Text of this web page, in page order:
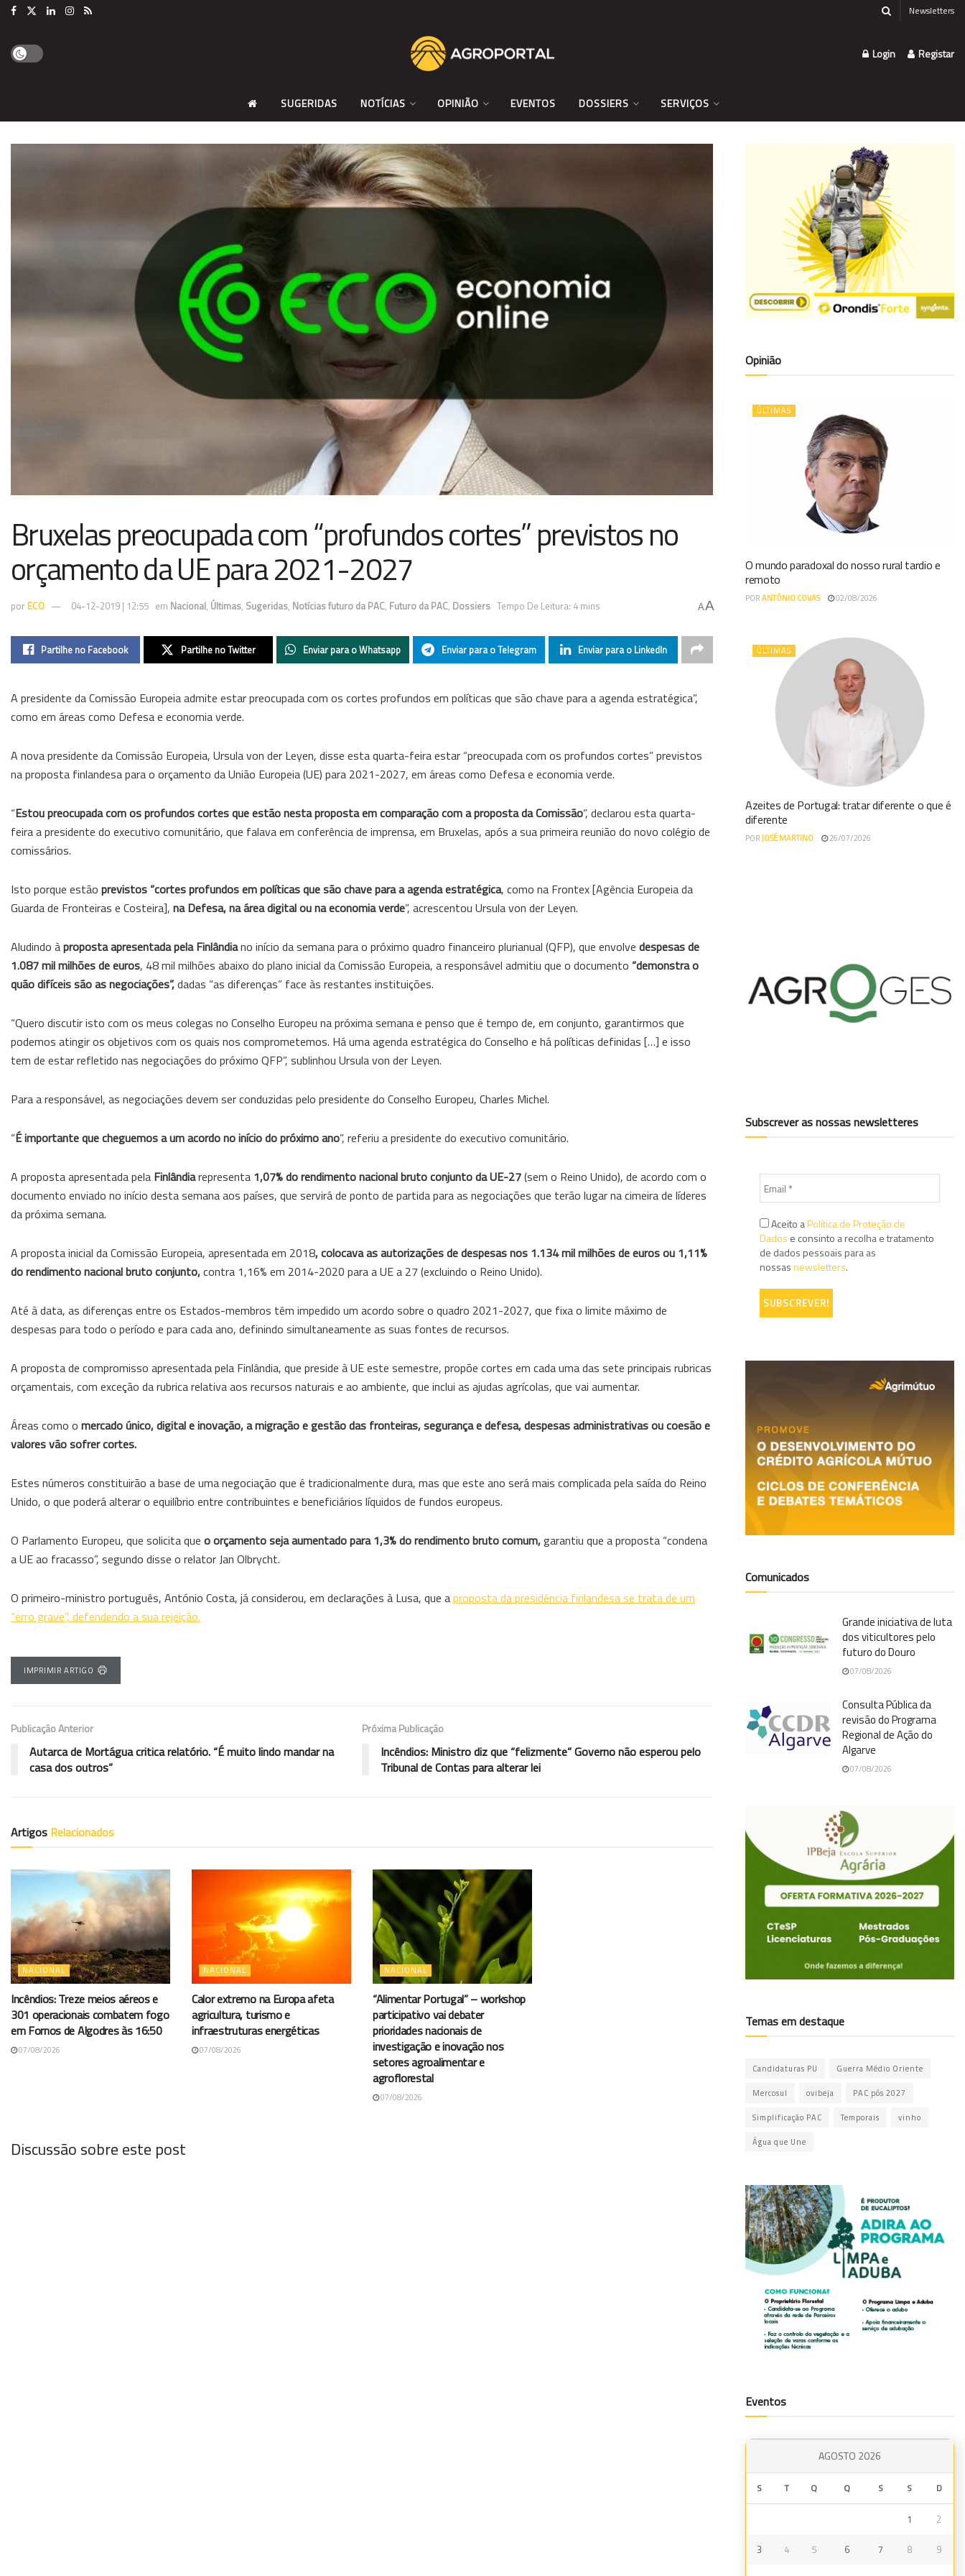
Newsletters
Login Registar
SUGERIDAS NOTÍCIAS OPINIÃO EVENTOS DOSSIERS SERVIÇOS
Bruxelas preocupada com “profundos cortes” previstos no
orçamento da UE para 2021-2027
por ECO 04-12-2019 | 12:55 em Nacional, Últimas, Sugeridas, Notícias futuro da PAC, Futuro da PAC, Dossiers Tempo De Leitura: 4 mins AA
Partilhe no Facebook Partilhe no Twitter Enviar para o Whatsapp Enviar para o Telegram Enviar para o LinkedIn
A presidente da Comissão Europeia admite estar preocupada com os cortes profundos em políticas que são chave para a agenda estratégica”,
como em áreas como Defesa e economia verde.
A nova presidente da Comissão Europeia, Ursula von der Leyen, disse esta quarta-feira estar “preocupada com os profundos cortes” previstos
na proposta finlandesa para o orçamento da União Europeia (UE) para 2021-2027, em áreas como Defesa e economia verde.
“Estou preocupada com os profundos cortes que estão nesta proposta em comparação com a proposta da Comissão”, declarou esta quarta-
feira a presidente do executivo comunitário, que falava em conferência de imprensa, em Bruxelas, após a sua primeira reunião do novo colégio de
comissários.
Isto porque estão previstos “cortes profundos em políticas que são chave para a agenda estratégica, como na Frontex [Agência Europeia da
Guarda de Fronteiras e Costeira], na Defesa, na área digital ou na economia verde”, acrescentou Ursula von der Leyen.
Aludindo àproposta apresentada pela Finlândiano início da semana para o próximo quadro financeiro plurianual (QFP), que envolve despesas de
1.087 mil milhões de euros, 48 mil milhões abaixo do plano inicial da Comissão Europeia, a responsável admitiu que o documento “demonstra o
quão difíceis são as negociações”,dadas “as diferenças” face às restantes instituições.
“Quero discutir isto com os meus colegas no Conselho Europeu na próxima semana e penso que é tempo de, em conjunto, garantirmos que
podemos atingir os objetivos com os quais nos comprometemos. Há uma agenda estratégica do Conselho e há políticas definidas […] e isso
tem de estar refletido nas negociações do próximo QFP”, sublinhou Ursula von der Leyen.
Para a responsável, as negociações devem ser conduzidas pelo presidente do Conselho Europeu, Charles Michel.
“É importante que cheguemos a um acordo no início do próximo ano”, referiu a presidente do executivo comunitário.
A proposta apresentada pela Finlândiarepresenta 1,07% do rendimento nacional bruto conjunto da UE-27(sem o Reino Unido), de acordo com o
documento enviado no início desta semana aos países, que servirá de ponto de partida para as negociações que terão lugar na cimeira de líderes
da próxima semana.
A proposta inicial da Comissão Europeia, apresentada em 2018, colocava as autorizações de despesas nos 1.134 mil milhões de euros ou 1,11%
do rendimento nacional bruto conjunto,contra 1,16% em 2014-2020 para a UE a 27 (excluindo o Reino Unido).
Até à data, as diferenças entre os Estados-membros têm impedido um acordo sobre o quadro 2021-2027, que fixa o limite máximo de
despesas para todo o período e para cada ano, definindo simultaneamente as suas fontes de recursos.
A proposta de compromisso apresentada pela Finlândia, que preside à UE este semestre, propõe cortes em cada uma das sete principais rubricas
orçamentais, com exceção da rubrica relativa aos recursos naturais e ao ambiente, que inclui as ajudas agrícolas, que vai aumentar.
Áreas como o mercado único, digital e inovação, a migração e gestão das fronteiras, segurança e defesa, despesas administrativas ou coesão e
valores vão sofrer cortes.
Estes números constituirão a base de uma negociação que é tradicionalmente dura, mas que este ano será mais complicada pela saída do Reino
Unido, o que poderá alterar o equilíbrio entre contribuintes e beneficiários líquidos de fundos europeus.
O Parlamento Europeu, que solicita que o orçamento seja aumentado para 1,3% do rendimento bruto comum,garantiu que a proposta “condena
a UE ao fracasso”, segundo disse o relator Jan Olbrycht.
O primeiro-ministro português, António Costa, já considerou, em declarações à Lusa, que aproposta da presidência finlandesa se trata de um
“erro grave”, defendendo a sua rejeição.
IMPRIMIR ARTIGO
Publicação Anterior
Autarca de Mortágua critica relatório. “É muito lindo mandar na
casa dos outros”
Próxima Publicação
Incêndios: Ministro diz que “felizmente” Governo não esperou pelo
Tribunal de Contas para alterar lei
Artigos Relacionados
NACIONAL
Incêndios: Treze meios aéreos e
301 operacionais combatem fogo
em Fornos de Algodres às 16:50
07/08/2026
NACIONAL
Calor extremo na Europa afeta
agricultura, turismo e
infraestruturas energéticas
07/08/2026
NACIONAL
“Alimentar Portugal” – workshop
participativo vai debater
prioridades nacionais de
investigação e inovação nos
setores agroalimentar e
agroflorestal
07/08/2026
Discussão sobre este post
Opinião
ÚLTIMAS
O mundo paradoxal do nosso rural tardio e
remoto
PORANTÓNIO COVAS 02/08/2026
ÚLTIMAS
Azeites de Portugal: tratar diferente o que é
diferente
PORJOSÉ MARTINO 26/07/2026
Subscrever as nossas newsletteres
Aceito aPolítica de Proteção de
Dados e consinto a recolha e tratamento
de dados pessoais para as
nossasnewsletters.
Comunicados
Grande iniciativa de luta
dos viticultores pelo
futuro do Douro
07/08/2026
Consulta Pública da
revisão do Programa
Regional de Ação do
Algarve
07/08/2026
Temas em destaque
Candidaturas PU Guerra Médio Oriente
Mercosul ovibeja PAC pós 2027
Simplificação PAC Temporais vinho
Água que Une
Eventos
AGOSTO 2026
S T Q Q S S D
1 2
3 4 5 6 7 8 9